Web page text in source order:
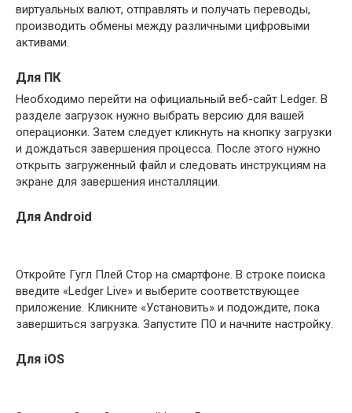
виртуальных валют, отправлять и получать переводы,
производить обмены между различными цифровыми
активами.
Для ПК
Необходимо перейти на официальный веб-сайт Ledger. В
разделе загрузок нужно выбрать версию для вашей
операционки. Затем следует кликнуть на кнопку загрузки
и дождаться завершения процесса. После этого нужно
открыть загруженный файл и следовать инструкциям на
экране для завершения инсталляции.
Для Android
Откройте Гугл Плей Стор на смартфоне. В строке поиска
введите «Ledger Live» и выберите соответствующее
приложение. Кликните «Установить» и подождите, пока
завершиться загрузка. Запустите ПО и начните настройку.
Для iOS